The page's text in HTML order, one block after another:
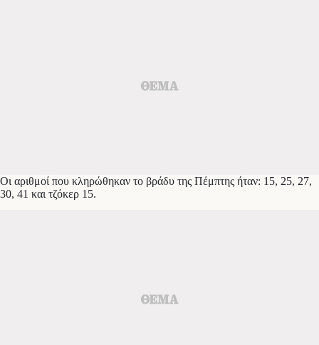
Οι αριθμοί που κληρώθηκαν το βράδυ της Πέμπτης ήταν: 15, 25, 27,
30, 41 και τζόκερ 15.